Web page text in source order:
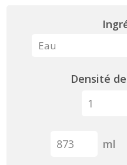
Densité
ml